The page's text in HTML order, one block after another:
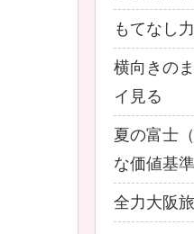
もてなし
横向きの
イ見る
夏の富士
な価値基準
全力大阪